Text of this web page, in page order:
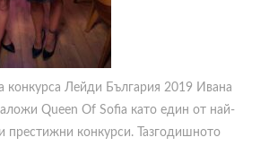
конкурса Лейди България 2019 Ивана
Queen Of Sofia като един от най-
престижни конкурси. Тазгодишното